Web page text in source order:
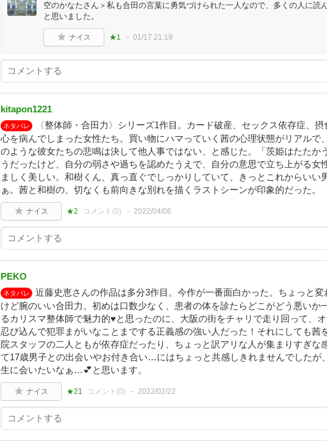
空のかなたさん＞私も合田の言葉に勇気づけられた一人なので、多くの人に読
と思いました。
ナイス ★1 01/17 21:19
kitapon1221
ネタバレ
〈整体師・合田力〉シリーズ1作目。カード破産、セックス依存症、
心を病んでしまった女性たち。買い物にハマっていく茜の心理状態がリアルで
のような彼女たちの悲鳴は決して他人事ではない、と感じた。「茨姫はたたか
うだったけど、自分の弱さや過ちを認めたうえで、自分の意思で立ち上がる女
ましく美しい。和樹くん、真っ直ぐでしっかりしていて、きっとこれからいい
ぁ。茜と和樹の、切なくも前向きな別れを描くラストシーンが印象的だった。
ナイス ★2 コメント(0) 2022/04/06
PEKO
ネタバレ
近藤史恵さんの作品は多分3作目。今作が一番面白かった。ちょっと変
けど腕のいい合田力。初めは口数少なく、患者の体を診たらどこがどう悪いか
るカリスマ整体師で魅力的♥と思ったのに、大阪の街をチャリで走り回って、
忍び込んで犯罪まがいなことまでする正義感の強い人だった！それにしても茜
院スタッフの二人ともが依存症だったり、ちょっと訳アリな人が集まりすぎな
て17歳男子との出会いやお付き合い…にはちょっと共感しきれませんでしたが
生に会いたいなぁ…💕と思います。
ナイス ★21 コメント(0) 2022/02/22